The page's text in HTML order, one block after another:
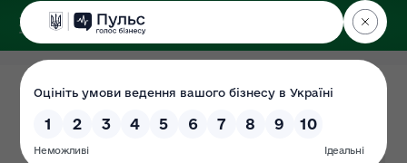
ДЕРЖЕКОІНСПЕКЦІЯ
у Харківській області
04.08.2025
Новина
російської агресії.